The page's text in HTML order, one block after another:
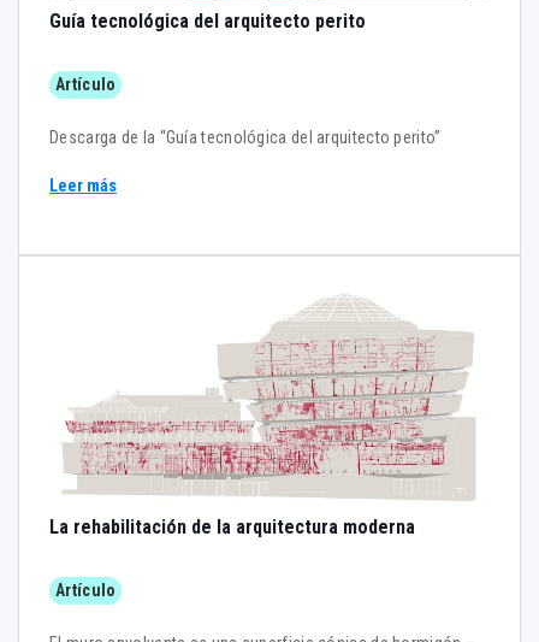
Guía tecnológica del arquitecto perito
Artículo
Descarga de la “Guía tecnológica del arquitecto perito”
Leer más
La rehabilitación de la arquitectura moderna
Artículo